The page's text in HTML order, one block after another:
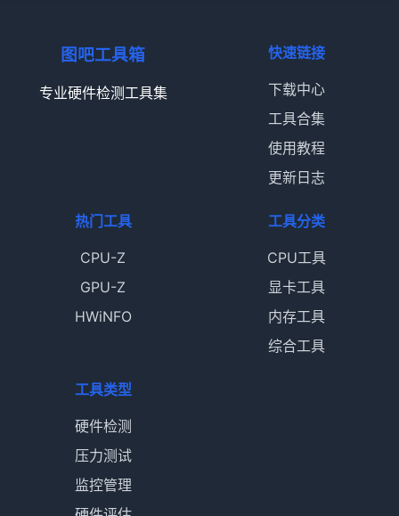
图吧工具箱
专业硬件检测工具集
快速链接
下载中心
工具合集
使用教程
更新日志
热门工具
CPU-Z
GPU-Z
HWiNFO
工具分类
CPU工具
显卡工具
内存工具
综合工具
工具类型
硬件检测
压力测试
监控管理